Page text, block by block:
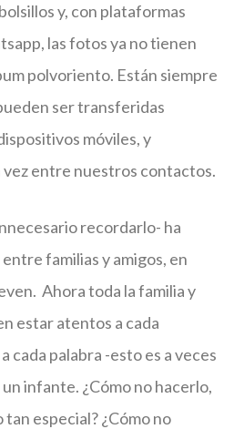
y, con plataformas
las fotos ya no tienen
polvoriento. Están siempre
ser transferidas
móviles, y
entre nuestros contactos.
recordarlo- ha
familias y amigos, en
Ahora toda la familia y
estar atentos a cada
cada palabra -esto es a veces
infante. ¿Cómo no hacerlo,
especial? ¿Cómo no